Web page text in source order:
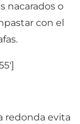
nacarados o
con el
redonda evita